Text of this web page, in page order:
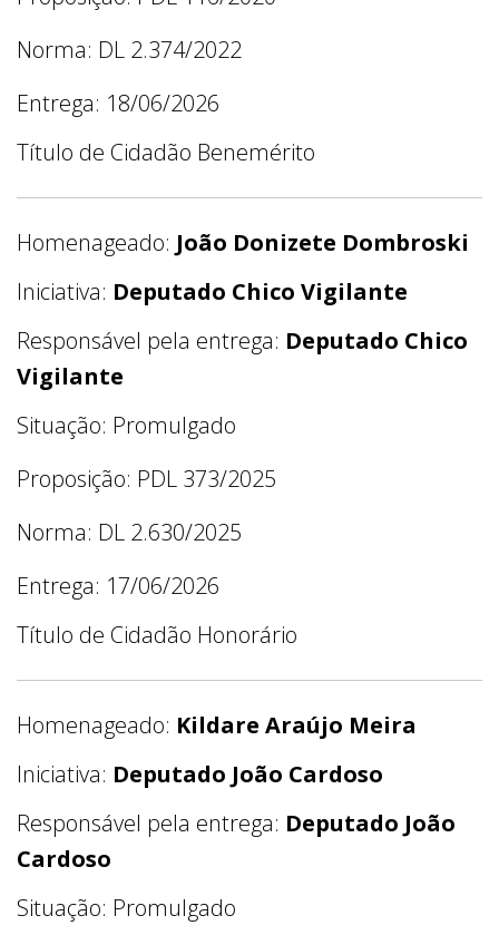
Norma: DL 2.374/2022
Entrega: 18/06/2026
Título de Cidadão Benemérito
Homenageado: João Donizete Dombroski
Iniciativa: Deputado Chico Vigilante
Responsável pela entrega: Deputado Chico
Vigilante
Situação: Promulgado
Proposição: PDL 373/2025
Norma: DL 2.630/2025
Entrega: 17/06/2026
Título de Cidadão Honorário
Homenageado: Kildare Araújo Meira
Iniciativa: Deputado João Cardoso
Responsável pela entrega: Deputado João
Cardoso
Situação: Promulgado